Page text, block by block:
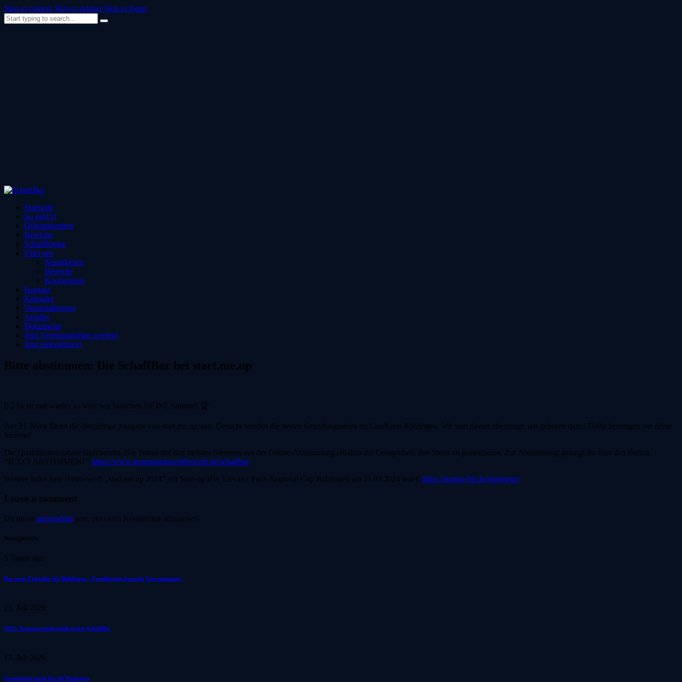
Skip to content Skip to sidebar Skip to footer
Startseite
So geht’s!
Öffnungszeiten
Bereiche
SchaffKreise
Über uns
Neuigkeiten
Bereiche
Kooperation
Kontakt
Kalender
Veranstaltungen
Anfahrt
Dokumente
Jetzt Vereinsmitglied werden!
Jetzt unterstützen!
Bitte abstimmen: Die SchaffBar bei start.me.up
🙋‍♀️ Es ist mal wieder so weit: wir brauchen DEINE Stimme! 🏆
Am 21. März findet die diesjährige Ausgabe von start.me.up statt. Gesucht werden die besten Gründungsideen im Landkreis Böblingen. Wir sind davon überzeugt: wir gehören dazu! Dafür benötigen wir deine
Stimme!
Die Qualifikationsphase läuft bereits. Die Teams mit den meisten Stimmen aus der Online-Abstimmung erhalten die Gelegenheit, ihre Ideen zu präsentieren. Zur Abstimmung gelangt Ihr über den Button
“JETZT ABSTIMMEN!”: https://www.gruendungswettbewerb.de/schaffbar
Weitere Infos zum Wettbewerb „start.me.up 2024“ mit Start-up BW Elevator Pitch Regional Cup Böblingen am 21.03.2024 unter: https://startup-bb.de/startmeup/
Leave a comment
Du musst angemeldet sein, um einen Kommentar abzugeben.
Neuigkeiten
5 Tagen ago
Der erste Fairteiler für Böblingen – Foodsharing braucht Unterstützung!
25. Juli 2026
NEU: Transportradverleih in der SchaffBar
17. Juli 2026
Gemeinsam stark für die Patienten